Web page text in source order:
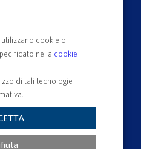
reclami
e Poli
e PEC
di Ateneo
dei cookie
cookie o
nella cookie
di tali tecnologie